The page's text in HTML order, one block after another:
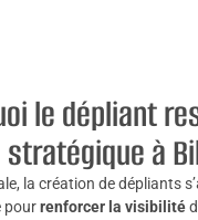
le dépliant
stratégique à
la création de dépliants
pourrenforcer la visibilité